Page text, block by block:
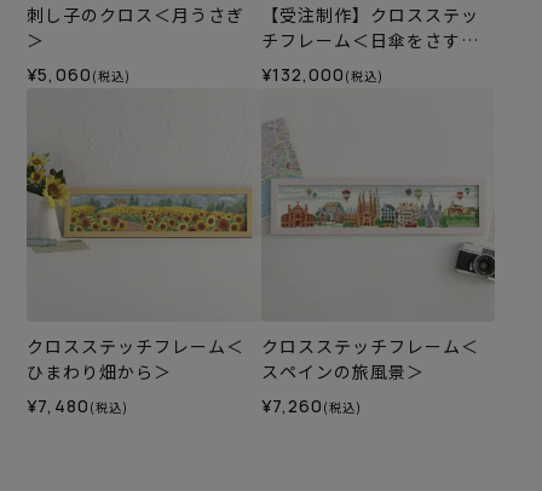
刺し子のクロス＜月うさぎ
＞
¥5,060 (税込)
【受注制作】クロスステッ
チフレーム＜日傘をさす女
＞※キャンセル不可
¥132,000 (税込)
クロスステッチフレーム＜
ひまわり畑から＞
¥7,480 (税込)
クロスステッチフレーム＜
スペインの旅風景＞
¥7,260 (税込)